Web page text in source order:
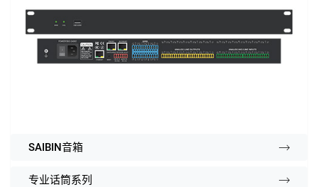
SAIBIN音箱
专业话筒系列